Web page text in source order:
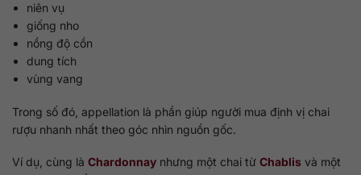
niên vụ
giống nho
nồng độ cồn
dung tích
vùng vang
Trong số đó, appellation là phần giúp người mua định vị chai
rượu nhanh nhất theo góc nhìn nguồn gốc.
Ví dụ, cùng là Chardonnay nhưng một chai từ Chablis và một